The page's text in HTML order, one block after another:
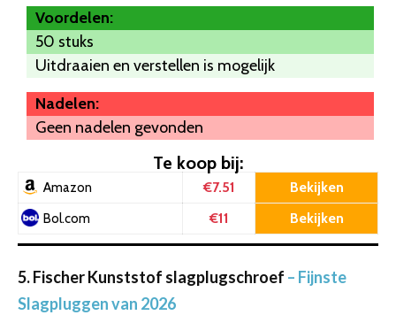
Voordelen:
50 stuks
Uitdraaien en verstellen is mogelijk
Nadelen:
Geen nadelen gevonden
Te koop bij:
Amazon €7.51 Bekijken
Bol.com €11 Bekijken
5. Fischer Kunststof slagplugschroef – Fijnste
Slagpluggen van 2026